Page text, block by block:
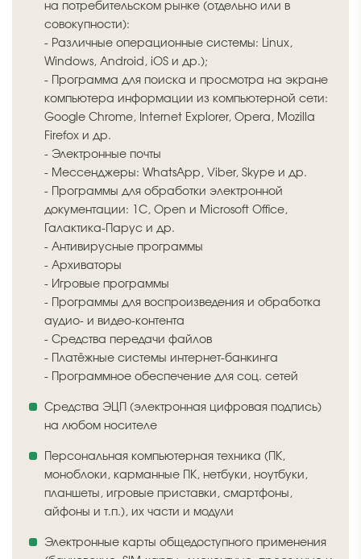
на потребительском рынке (отдельно или в
совокупности):
- Различные операционные системы: Linux,
Windows, Android, iOS и др.);
- Программа для поиска и просмотра на экране
компьютера информации из компьютерной сети:
Google Chrome, Internet Explorer, Opera, Mozilla
Firefox и др.
- Электронные почты
- Мессенджеры: WhatsApp, Viber, Skype и др.
- Программы для обработки электронной
документации: 1С, Open и Microsoft Office,
Галактика-Парус и др.
- Антивирусные программы
- Архиваторы
- Игровые программы
- Программы для воспроизведения и обработка
аудио- и видео-контента
- Средства передачи файлов
- Платёжные системы интернет-банкинга
- Программное обеспечение для соц. сетей
Средства ЭЦП (электронная цифровая подпись)
на любом носителе
Персональная компьютерная техника (ПК,
моноблоки, карманные ПК, нетбуки, ноутбуки,
планшеты, игровые приставки, смартфоны,
айфоны и т.п.), их части и модули
Электронные карты общедоступного применения